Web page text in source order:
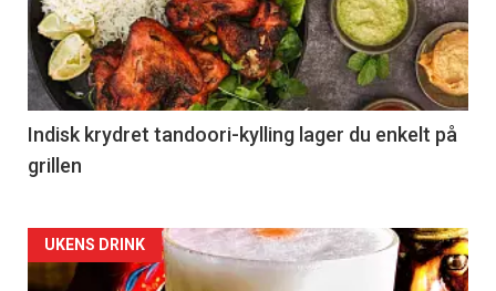
Indisk krydret tandoori-kylling lager du enkelt på
grillen
Forsiden
UKENS DRINK